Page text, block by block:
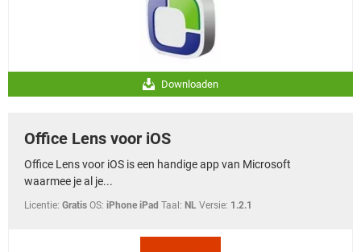
Downloaden
Office Lens voor iOS
Office Lens voor iOS is een handige app van Microsoft
waarmee je al je...
Licentie: Gratis OS: iPhone iPad Taal: NL Versie: 1.2.1